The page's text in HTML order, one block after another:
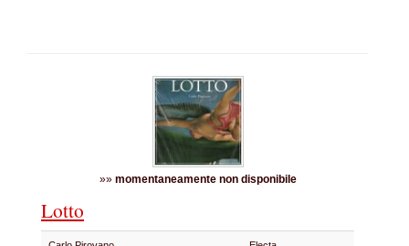
»» momentaneamente non disponibile
Lotto